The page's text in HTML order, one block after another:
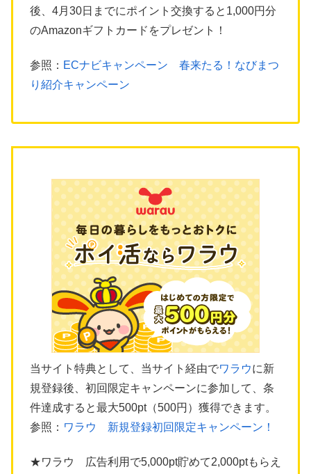
後、4月30日までにポイント交換すると1,000円分
のAmazonギフトカードをプレゼント！
参照： ECナビキャンペーン 春来たる！なびまつ
り紹介キャンペーン
当サイト特典として、当サイト経由でワラウに新
規登録後、初回限定キャンペーンに参加して、条
件達成すると最大500pt（500円）獲得できます。
参照： ワラウ 新規登録初回限定キャンペーン！
★ワラウ 広告利用で5,000pt貯めて2,000ptもらえ